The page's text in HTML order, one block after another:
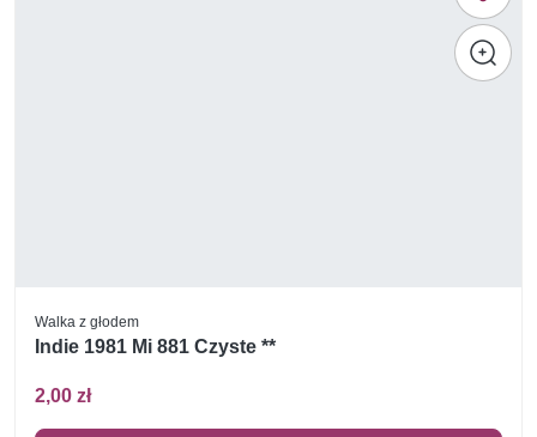
Walka z głodem
Indie 1981 Mi 881 Czyste **
2,00 zł